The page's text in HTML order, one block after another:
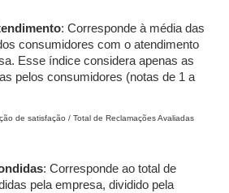
: Corresponde à média das
consumidores com o atendimento
Esse índice considera apenas as
pelos consumidores (notas de 1 a
de satisfação / Total de Reclamações Avaliadas
: Corresponde ao total de
pela empresa, dividido pela